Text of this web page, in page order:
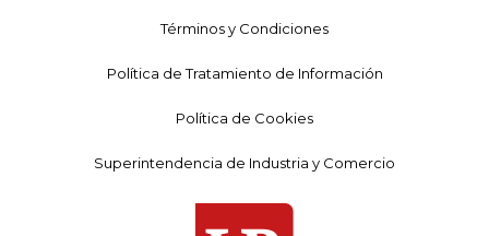
Términos y Condiciones
Política de Tratamiento de Información
Política de Cookies
Superintendencia de Industria y Comercio